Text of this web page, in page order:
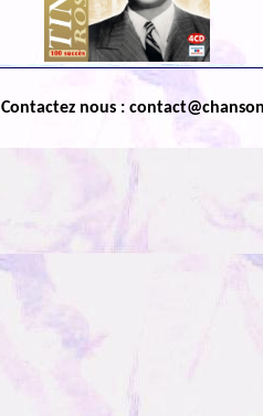
Contactez nous :